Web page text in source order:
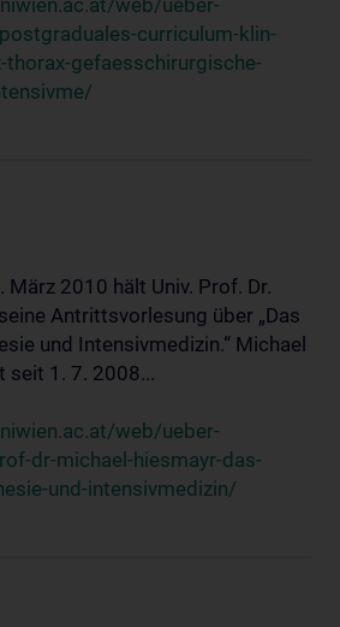
web/ueber-
curriculum-klin-
thorax-gefaesschirurgische-
März 2010 hält Univ. Prof. Dr.
Antrittsvorlesung über „Das
und Intensivmedizin.“ Michael
seit 1. 7. 2008...
web/ueber-
dr-michael-hiesmayr-das-
und-intensivmedizin/